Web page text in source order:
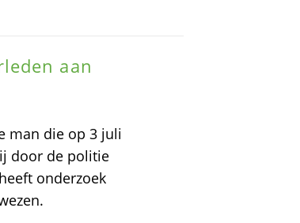
aan
man die op 3 juli
door de politie
onderzoek